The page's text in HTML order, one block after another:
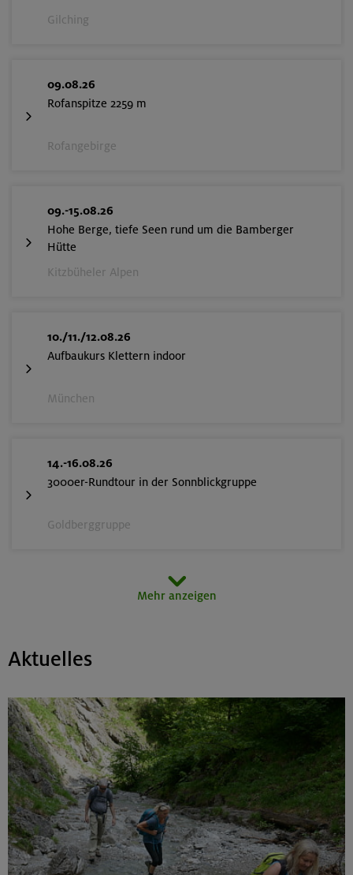
Gilching
09.08.26
Rofanspitze 2259 m
Rofangebirge
09.-15.08.26
Hohe Berge, tiefe Seen rund um die Bamberger
Hütte
Kitzbüheler Alpen
10./11./12.08.26
Aufbaukurs Klettern indoor
München
14.-16.08.26
3000er-Rundtour in der Sonnblickgruppe
Goldberggruppe
Zillertaler Alpen
14.08.26
Klettertreff indoor
München
15.-16.08.26
Hohes Licht 2651 m, Rappenseekopf 2468 m
Mehr anzeigen
Aktuelles